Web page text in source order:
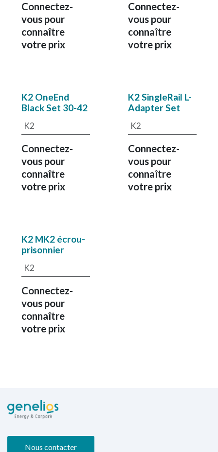
Connectez-
vous pour
connaître
votre prix
Connectez-
vous pour
connaître
votre prix
K2 OneEnd
Black Set 30-42
K2
Connectez-
vous pour
connaître
votre prix
K2 SingleRail L-
Adapter Set
K2
Connectez-
vous pour
connaître
votre prix
K2 MK2 écrou-
prisonnier
K2
Connectez-
vous pour
connaître
votre prix
Nous contacter